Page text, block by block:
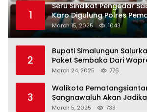
1
Seru Sindikat Pengedar
Karo Digulung Polres
Saat Kemas Paket Sabu
March 15, 2025 1043
2
Bupati Simalungun
Paket Sembako Dari
Korban Banjir di Prapat
March 24, 2025 776
3
Walikota
Sangnawaluh Akan
Masyarakat
March 5, 2025 733